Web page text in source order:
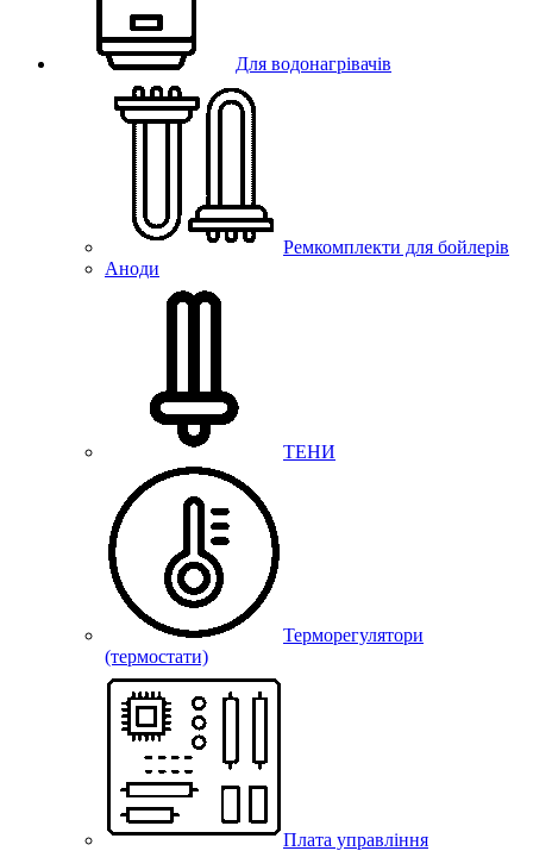
Для водонагрівачів
Ремкомплекти для бойлерів
Аноди
ТЕНИ
Терморегулятори
(термостати)
Плата управління